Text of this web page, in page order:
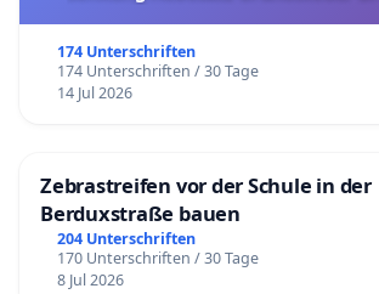
174 Unterschriften
174 Unterschriften / 30 Tage
14 Jul 2026
Zebrastreifen vor der Schule in der
Berduxstraße bauen
204 Unterschriften
170 Unterschriften / 30 Tage
8 Jul 2026